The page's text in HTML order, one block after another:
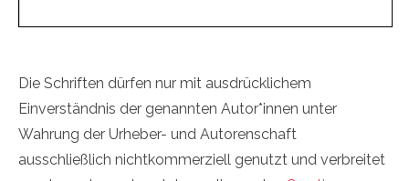
Die Schriften dürfen nur mit ausdrücklichem
Einverständnis der genannten Autor*innen unter
Wahrung der Urheber- und Autorenschaft
ausschließlich nichtkommerziell genutzt und verbreitet